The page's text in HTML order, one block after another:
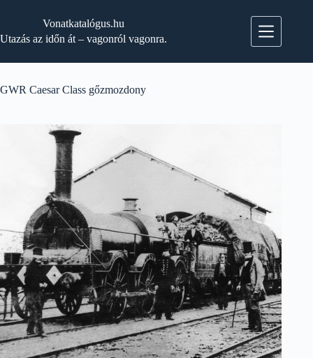
Vonatkatalógus.hu
Utazás az időn át – vagonról vagonra.
GWR Caesar Class gőzmozdony